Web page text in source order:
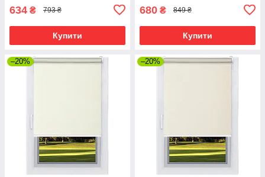
634 ₴ 793 ₴
Купити
680 ₴ 849 ₴
Купити
–20% –20%